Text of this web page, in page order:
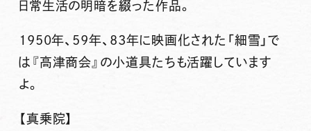
日常生活の明暗を綴った作品。
1950年、59年、83年に映画化された「細雪」で
は『高津商会』の小道具たちも活躍しています
よ。
【真乗院】